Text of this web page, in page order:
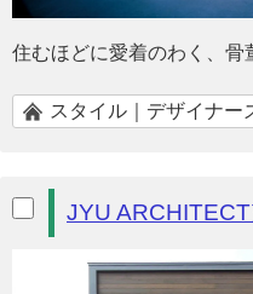
住むほどに愛着のわく、骨
スタイル｜デザイナー
JYU